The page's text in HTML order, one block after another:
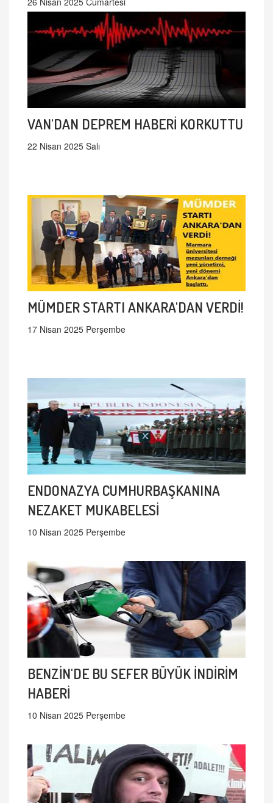
VAN'DAN DEPREM HABERİ KORKUTTU
22 Nisan 2025 Salı
MÜMDER STARTI ANKARA'DAN VERDİ!
17 Nisan 2025 Perşembe
ENDONAZYA CUMHURBAŞKANINA
NEZAKET MUKABELESİ
10 Nisan 2025 Perşembe
BENZİN'DE BU SEFER BÜYÜK İNDİRİM
HABERİ
10 Nisan 2025 Perşembe